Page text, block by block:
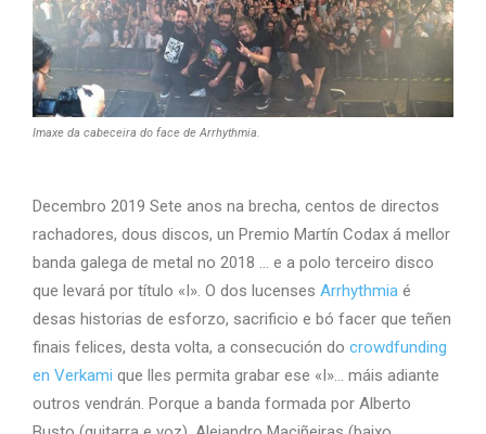
Imaxe da cabeceira do face de Arrhythmia.
Decembro 2019 Sete anos na brecha, centos de directos
rachadores, dous discos, un Premio Martín Codax á mellor
banda galega de metal no 2018 … e a polo terceiro disco
que levará por título «I». O dos lucenses Arrhythmia é
desas historias de esforzo, sacrificio e bó facer que teñen
finais felices, desta volta, a consecución do crowdfunding
en Verkami que lles permita grabar ese «I»… máis adiante
outros vendrán. Porque a banda formada por Alberto